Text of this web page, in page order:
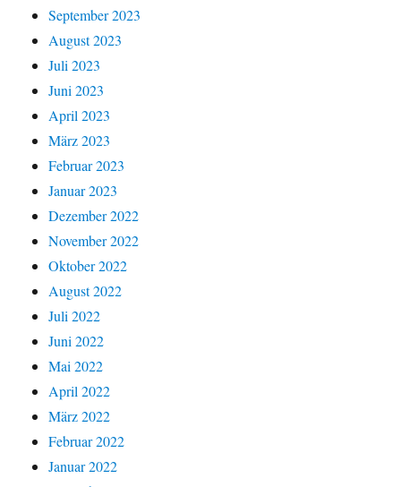
September 2023
August 2023
Juli 2023
Juni 2023
April 2023
März 2023
Februar 2023
Januar 2023
Dezember 2022
November 2022
Oktober 2022
August 2022
Juli 2022
Juni 2022
Mai 2022
April 2022
März 2022
Februar 2022
Januar 2022